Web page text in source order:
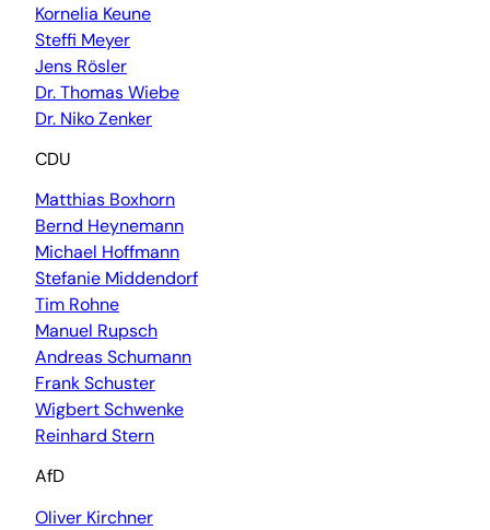
Kornelia Keune
Steffi Meyer
Jens Rösler
Dr. Thomas Wiebe
Dr. Niko Zenker
CDU
Matthias Boxhorn
Bernd Heynemann
Michael Hoffmann
Stefanie Middendorf
Tim Rohne
Manuel Rupsch
Andreas Schumann
Frank Schuster
Wigbert Schwenke
Reinhard Stern
AfD
Oliver Kirchner